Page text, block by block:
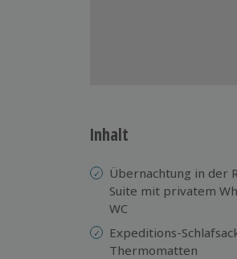
Inhalt
Übernachtung in der
Suite mit privatem
WC
Expeditions-
Thermomatten